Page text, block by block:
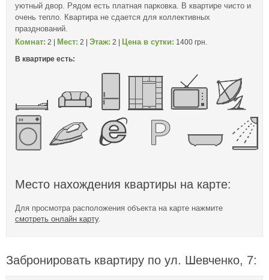
уютный двор. Рядом есть платная парковка. В квартире чисто и
очень тепло. Квартира не сдается для коллективных
празднований.
Комнат: 2 | Мест: 2 | Этаж: 2 | Цена в сутки: 1400 грн.
В квартире есть:
Место нахождения квартиры на карте:
Для просмотра расположения объекта на карте нажмите
смотреть онлайн карту.
Забронировать квартиру по ул. Шевченко, 7: